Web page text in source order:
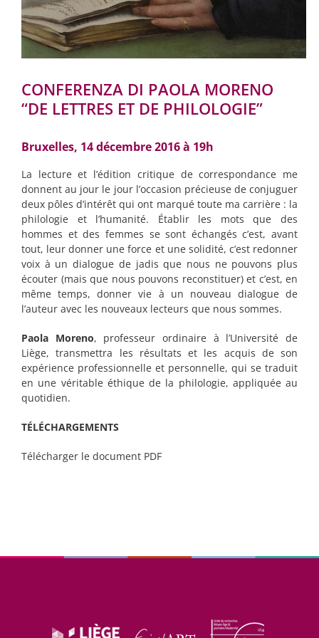
CONFERENZA DI PAOLA MORENO
“DE LETTRES ET DE PHILOLOGIE”
Bruxelles, 14 décembre 2016 à 19h
La lecture et l’édition critique de correspondance me
donnent au jour le jour l’occasion précieuse de conjuguer
deux pôles d’intérêt qui ont marqué toute ma carrière : la
philologie et l’humanité. Établir les mots que des
hommes et des femmes se sont échangés c’est, avant
tout, leur donner une force et une solidité, c’est redonner
voix à un dialogue de jadis que nous ne pouvons plus
écouter (mais que nous pouvons reconstituer) et c’est, en
même temps, donner vie à un nouveau dialogue de
l’auteur avec les nouveaux lecteurs que nous sommes.
Paola Moreno, professeur ordinaire à l’Université de
Liège, transmettra les résultats et les acquis de son
expérience professionnelle et personnelle, qui se traduit
en une véritable éthique de la philologie, appliquée au
quotidien.
TÉLÉCHARGEMENTS
Télécharger le document PDF